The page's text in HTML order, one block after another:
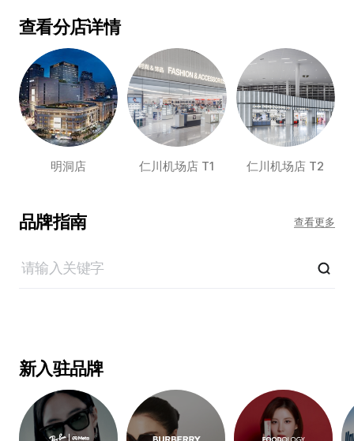
查看分店详情
明洞店 仁川机场店 T1 仁川机场店 T2
品牌指南 查看更多
新入驻品牌